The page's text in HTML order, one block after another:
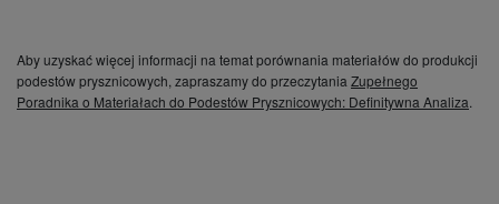
Aby uzyskać więcej informacji na temat porównania materiałów do produkcji
podestów prysznicowych, zapraszamy do przeczytania Zupełnego
Poradnika o Materiałach do Podestów Prysznicowych: Definitywna Analiza.